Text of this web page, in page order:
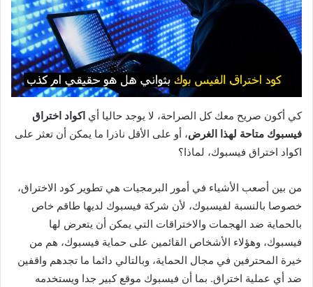
كي أكون صريح معك كل الصراحة، لا يوجد حاليا أي اكواد اختراق
فيسبوك متاحة لهذا الغرض، أو على الأقل ناذرا ما يمكن أن تعثر على
اكواد اختراق فيسبوك، لماذا؟
من بين أصعب الأشياء في أمور البرمجيات هي تطوير كود الاختراق،
خصوصا بالنسبة لفيسبوك، لأن شركة فيسبوك لديها طاقم خاص
بالحماية ضد الهجمات والاختراقات التي يمكن أن يتعرض لها
فيسبوك، وهؤلاء الأشخاص القائمين على حماية فيسبوك، هم من
خيرة المحترفين في مجال الحماية، وبالتالي دائما ما تجدهم واقفين
ضد أي عملية اختراق. بما أن فيسبوك موقع كبير جدا ويستخدمه